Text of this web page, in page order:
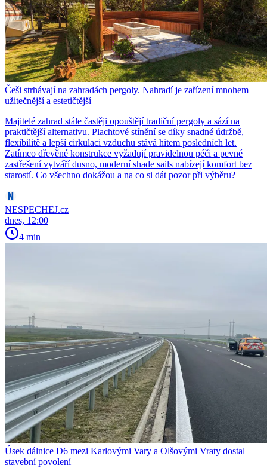
Češi strhávají na zahradách pergoly. Nahradí je zařízení mnohem
užitečnější a estetičtější
Majitelé zahrad stále častěji opouštějí tradiční pergoly a sází na
praktičtější alternativu. Plachtové stínění se díky snadné údržbě,
flexibilitě a lepší cirkulaci vzduchu stává hitem posledních let.
Zatímco dřevěné konstrukce vyžadují pravidelnou péči a pevné
zastřešení vytváří dusno, moderní shade sails nabízejí komfort bez
starostí. Co všechno dokážou a na co si dát pozor při výběru?
NESPECHEJ.cz
dnes, 12:00
4 min
Úsek dálnice D6 mezi Karlovými Vary a Olšovými Vraty dostal
stavební povolení